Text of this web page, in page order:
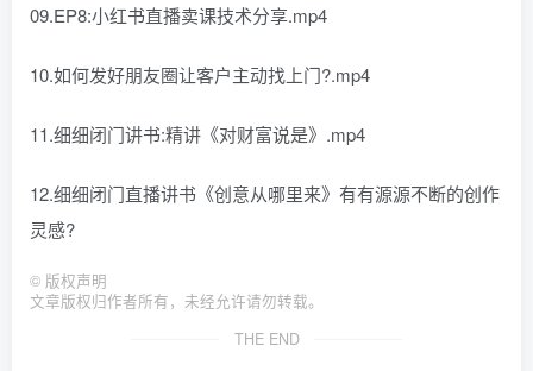
09.EP8:小红书直播卖课技术分享.mp4
10.如何发好朋友圈让客户主动找上门?.mp4
11.细细闭门讲书:精讲《对财富说是》.mp4
12.细细闭门直播讲书《创意从哪里来》有有源源不断的创作
灵感?
© 版权声明
文章版权归作者所有，未经允许请勿转载。
THE END